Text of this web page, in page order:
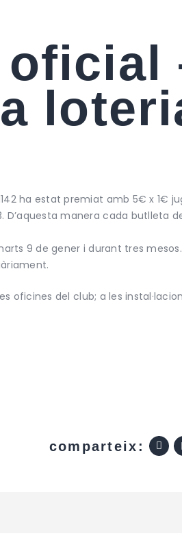
ha estat premiat amb 5€ x 1€
D’aquesta manera cada butlleta
9 de gener i durant tres
oficines del club; a les
comparteix: